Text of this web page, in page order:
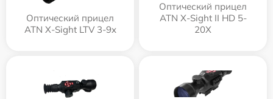
Оптический прицел
ATN X-Sight LTV 3-9x
Оптический прицел
ATN X-Sight II HD 5-
20X